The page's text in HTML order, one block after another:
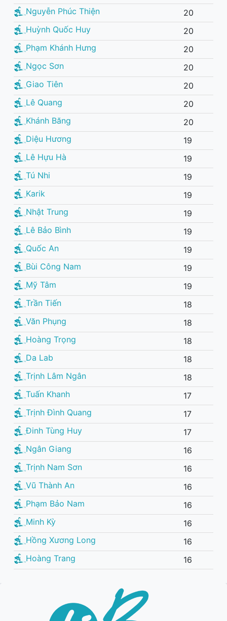
Nguyễn Phúc Thiện
20
Huỳnh Quốc Huy
20
Phạm Khánh Hưng
20
Ngọc Sơn
20
Giao Tiên
20
Lê Quang
20
Khánh Băng
20
Diệu Hương
19
Lê Hựu Hà
19
Tú Nhi
19
Karik
19
Nhật Trung
19
Lê Bảo Bình
19
Quốc An
19
Bùi Công Nam
19
Mỹ Tâm
19
Trần Tiến
18
Văn Phụng
18
Hoàng Trọng
18
Da Lab
18
Trịnh Lâm Ngân
18
Tuấn Khanh
17
Trịnh Đình Quang
17
Đinh Tùng Huy
17
Ngân Giang
16
Trịnh Nam Sơn
16
Vũ Thành An
16
Phạm Bảo Nam
16
Minh Kỳ
16
Hồng Xương Long
16
Hoàng Trang
16